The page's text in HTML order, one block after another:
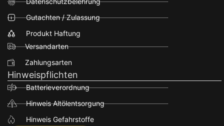
Gutachten / Zulassung
Produkt Haftung
Versandarten
Zahlungsarten
Hinweispflichten
Batterieverordnung
Hinweis Altölentsorgung
Hinweis Gefahrstoffe